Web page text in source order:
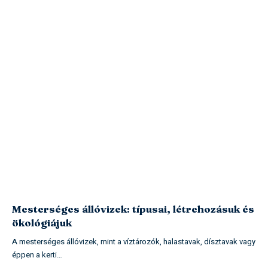
Mesterséges állóvizek: típusai, létrehozásuk és
ökológiájuk
A mesterséges állóvizek, mint a víztározók, halastavak, dísztavak vagy
éppen a kerti…